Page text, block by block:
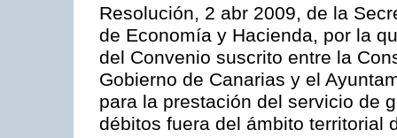
Resolución, 2 abr 2009, de la
de Economía y Hacienda, por la
del Convenio suscrito entre la
Gobierno de Canarias y el
para la prestación del servicio de
débitos fuera del ámbito territorial